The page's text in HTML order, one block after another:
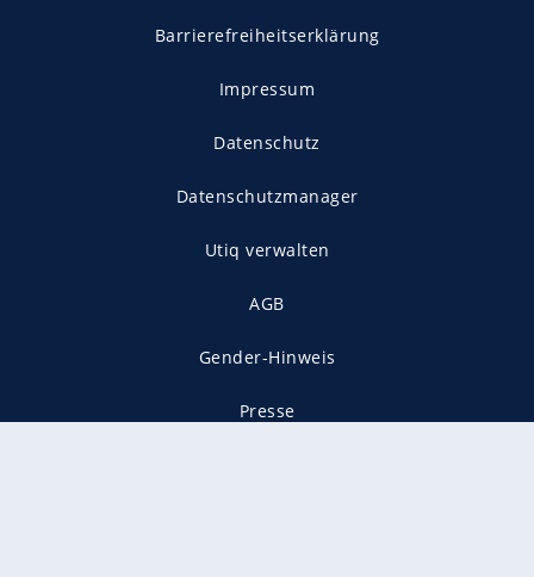
Barrierefreiheitserklärung
Impressum
Datenschutz
Datenschutzmanager
Utiq verwalten
AGB
Gender-Hinweis
Presse